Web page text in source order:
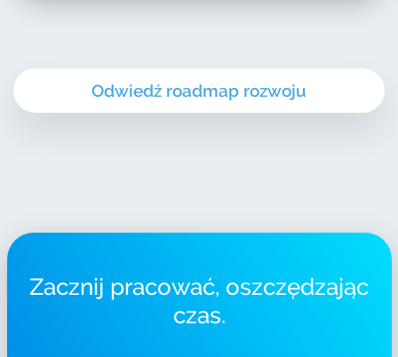
Odwiedź roadmap rozwoju
Zacznij pracować, oszczędzając
czas.